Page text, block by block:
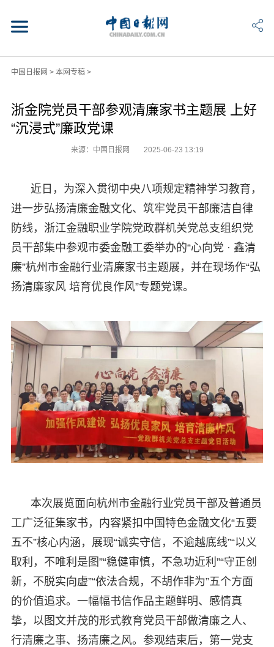
中国日报网 > 本网专稿>
浙金院党员干部参观清廉家书主题展 上好
“沉浸式”廉政党课
来源：中国日报网 2025-06-23 13:19
近日，为深入贯彻中央八项规定精神学习教育，
进一步弘扬清廉金融文化、筑牢党员干部廉洁自律
防线，浙江金融职业学院党政群机关党总支组织党
员干部集中参观市委金融工委举办的“心向党 · 鑫清
廉”杭州市金融行业清廉家书主题展，并在现场作“弘
扬清廉家风 培育优良作风”专题党课。
本次展览面向杭州市金融行业党员干部及普通员
工广泛征集家书，内容紧扣中国特色金融文化“五要
五不”核心内涵，展现“诚实守信，不逾越底线”“以义
取利，不唯利是图”“稳健审慎，不急功近利”“守正创
新，不脱实向虚”“依法合规，不胡作非为”五个方面
的价值追求。一幅幅书信作品主题鲜明、感情真
挚，以图文并茂的形式教育党员干部做清廉之人、
行清廉之事、扬清廉之风。参观结束后，第一党支